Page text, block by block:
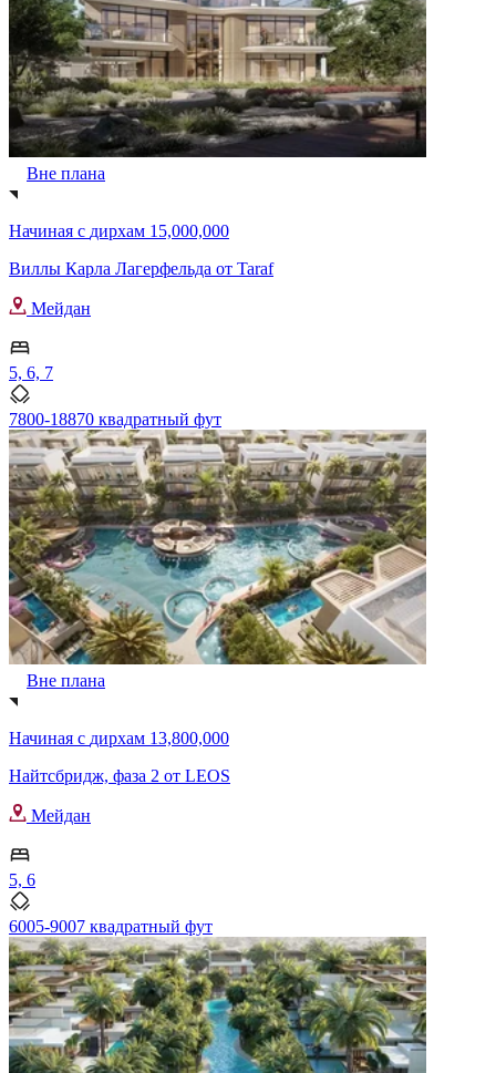
Вне плана
Начиная с дирхам 15,000,000
Виллы Карла Лагерфельда от Taraf
Мейдан
5, 6, 7
7800-18870 квадратный фут
Вне плана
Начиная с дирхам 13,800,000
Найтсбридж, фаза 2 от LEOS
Мейдан
5, 6
6005-9007 квадратный фут